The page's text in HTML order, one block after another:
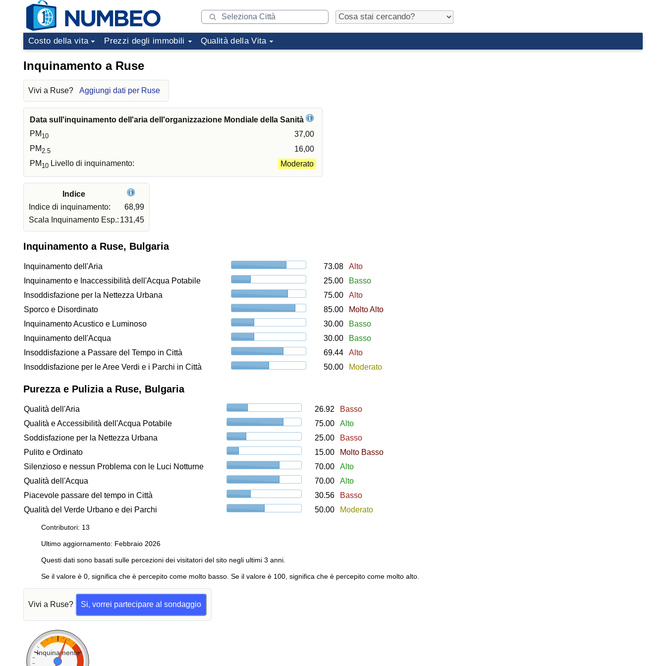
Costo della vita Prezzi degli immobili Qualità della Vita
Inquinamento a Ruse
Vivi a Ruse? Aggiungi dati per Ruse
Data sull'inquinamento dell'aria dell'organizzazione Mondiale della Sanità
PM 10
37,00
PM2.5
16,00
PM 10 Livello di inquinamento: Moderato
Indice
Indice di inquinamento:
68,99
Scala Inquinamento Esp.: 131,45
Inquinamento a Ruse, Bulgaria
Inquinamento dell'Aria 73.08
Alto
Inquinamento e Inaccessibilità dell'Acqua Potabile
25.00
Basso
Insoddisfazione per la Nettezza Urbana
75.00
Alto
Sporco e Disordinato
85.00
Molto Alto
Inquinamento Acustico e Luminoso
30.00
Basso
Inquinamento dell'Acqua
30.00
Basso
Insoddisfazione a Passare del Tempo in Città
69.44
Alto
Insoddisfazione per le Aree Verdi e i Parchi in Città
50.00 Moderato
Purezza e Pulizia a Ruse, Bulgaria
Qualità dell'Aria 26.92
Basso
Qualità e Accessibilità dell'Acqua Potabile
75.00
Alto
Soddisfazione per la Nettezza Urbana
25.00
Basso
Pulito e Ordinato
15.00
Molto Basso
Silenzioso e nessun Problema con le Luci Notturne
70.00
Alto
Qualità dell'Acqua
70.00
Alto
Piacevole passare del tempo in Città
30.56
Basso
Qualità del Verde Urbano e dei Parchi
50.00 Moderato
Contributori: 13
Ultimo aggiornamento: Febbraio 2026
Questi dati sono basati sulle percezioni dei visitatori del sito negli ultimi 3 anni.
Se il valore è 0, significa che è percepito come molto basso. Se il valore è 100, significa che è percepito come molto alto.
Vivi a Ruse? Si, vorrei partecipare al sondaggio
Inquinamento